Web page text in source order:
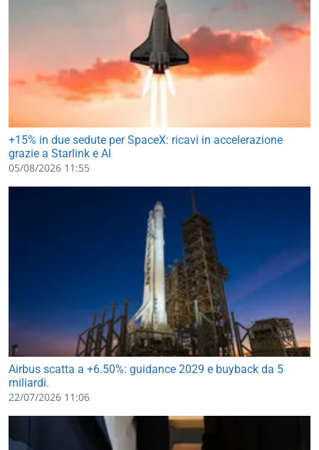
+15% in due sedute per SpaceX: ricavi in accelerazione
grazie a Starlink e AI
05/08/2026 11:55
Airbus scatta a +6.50%: guidance 2029 e buyback da 5
miliardi.
22/07/2026 11:06